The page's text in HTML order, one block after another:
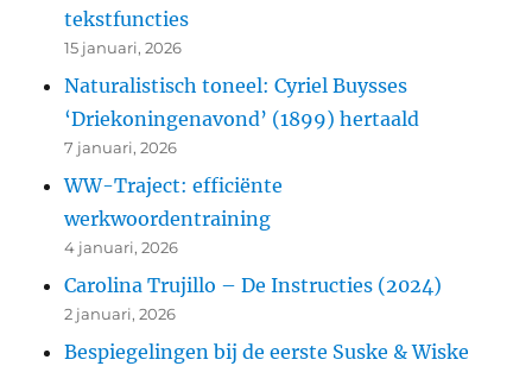
tekstfuncties
15 januari, 2026
Naturalistisch toneel: Cyriel Buysses
‘Driekoningenavond’ (1899) hertaald
7 januari, 2026
WW-Traject: efficiënte
werkwoordentraining
4 januari, 2026
Carolina Trujillo – De Instructies (2024)
2 januari, 2026
Bespiegelingen bij de eerste Suske & Wiske